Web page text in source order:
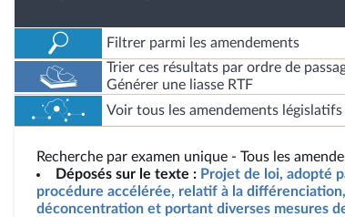
Filtrer parmi les amendements
Trier ces résultats par ordre de
Générer une liasse RTF
Voir tous les amendements
Recherche par examen unique - Tous les
Déposés sur le texte : Projet de loi, adopté
procédure accélérée, relatif à la
déconcentration et portant diverses mesures